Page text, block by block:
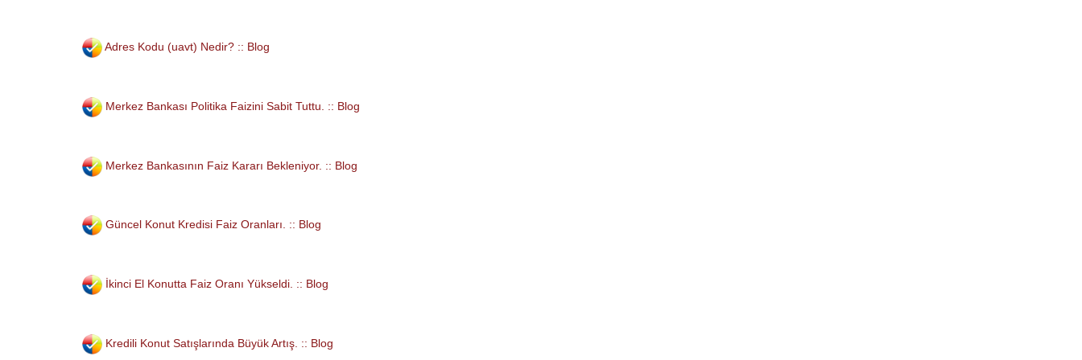
Adres Kodu (uavt) Nedir? :: Blog
Merkez Bankası Politika Faizini Sabit Tuttu. :: Blog
Merkez Bankasının Faiz Kararı Bekleniyor. :: Blog
Güncel Konut Kredisi Faiz Oranları. :: Blog
İkinci El Konutta Faiz Oranı Yükseldi. :: Blog
Kredili Konut Satışlarında Büyük Artış. :: Blog